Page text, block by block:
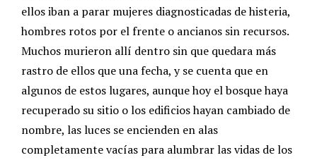
ellos iban a parar mujeres diagnosticadas de histeria,
hombres rotos por el frente o ancianos sin recursos.
Muchos murieron allí dentro sin que quedara más
rastro de ellos que una fecha, y se cuenta que en
algunos de estos lugares, aunque hoy el bosque haya
recuperado su sitio o los edificios hayan cambiado de
nombre, las luces se encienden en alas
completamente vacías para alumbrar las vidas de los